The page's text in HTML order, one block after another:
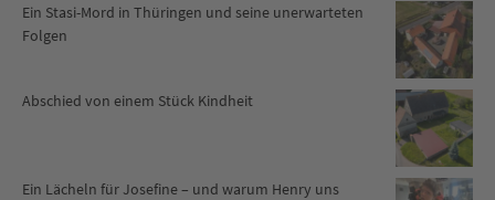
Ein Stasi-Mord in Thüringen und seine unerwarteten
Folgen
Abschied von einem Stück Kindheit
Ein Lächeln für Josefine – und warum Henry uns